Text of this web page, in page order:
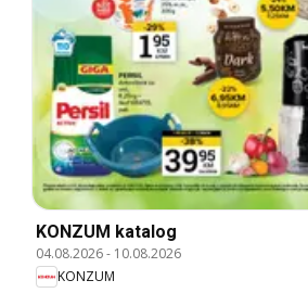
KONZUM katalog
04.08.2026- 10.08.2026
KONZUM